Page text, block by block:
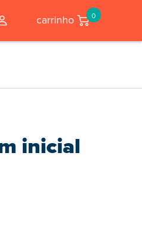
carrinho 0
inicial